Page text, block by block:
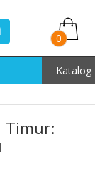
0
Katalog
Timur: